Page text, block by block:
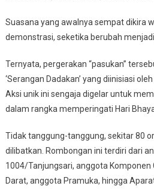
Suasana yang awalnya sempat dikira
demonstrasi, seketika berubah
​Ternyata, pergerakan “pasukan”
‘Serangan Dadakan’ yang diinisiasi
Aksi unik ini sengaja digelar untuk
dalam rangka memperingati Hari
​Tidak tanggung-tanggung, sekitar 80
dilibatkan. Rombongan ini terdiri dari
1004/Tanjungsari, anggota
Darat, anggota Pramuka, hingga